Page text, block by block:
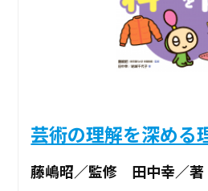
芸術の理解を深める
藤嶋昭／監修 田中幸／